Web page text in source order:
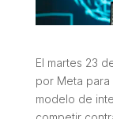
El martes 23
por Meta
modelo de